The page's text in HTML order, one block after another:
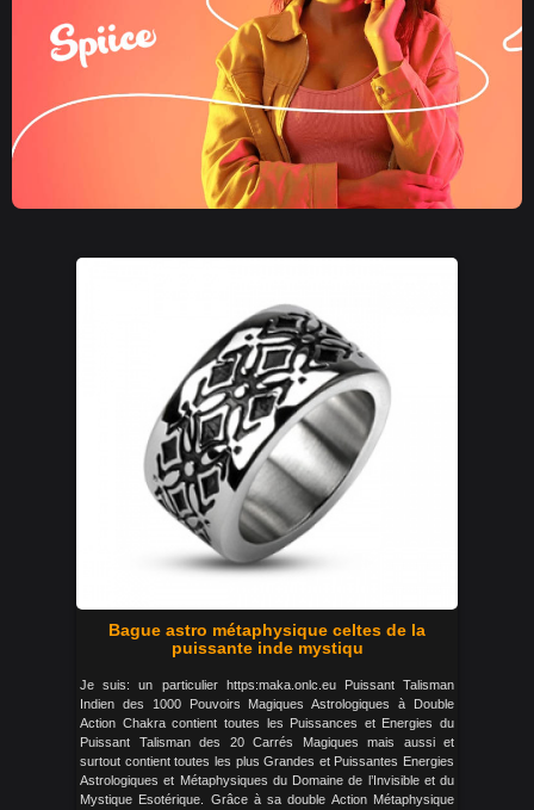
Bague astro métaphysique celtes de la
puissante inde mystiqu
Je suis: un particulier https:maka.onlc.eu Puissant Talisman
Indien des 1000 Pouvoirs Magiques Astrologiques à Double
Action Chakra contient toutes les Puissances et Energies du
Puissant Talisman des 20 Carrés Magiques mais aussi et
surtout contient toutes les plus Grandes et Puissantes Energies
Astrologiques et Métaphysiques du Domaine de l’Invisible et du
Mystique Esotérique. Grâce à sa double Action Métaphysique